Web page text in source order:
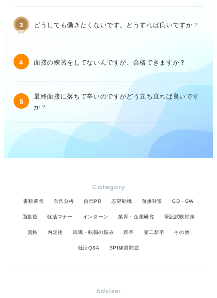
3 どうしても働きたくないです。どうすれば良いですか？
4 面接の練習をしてないんですが、合格できますか？
5
最終面接に落ちて辛いのですがどう立ち直れば良いです
か？
Category
書類選考 自己分析 自己PR 志望動機 面接対策 GD・GW
面接後 就活マナー インターン 業界・企業研究 筆記試験対策
資格 内定後 就職・転職の悩み 既卒 第二新卒 その他
就活Q&A SPI練習問題
Adviser